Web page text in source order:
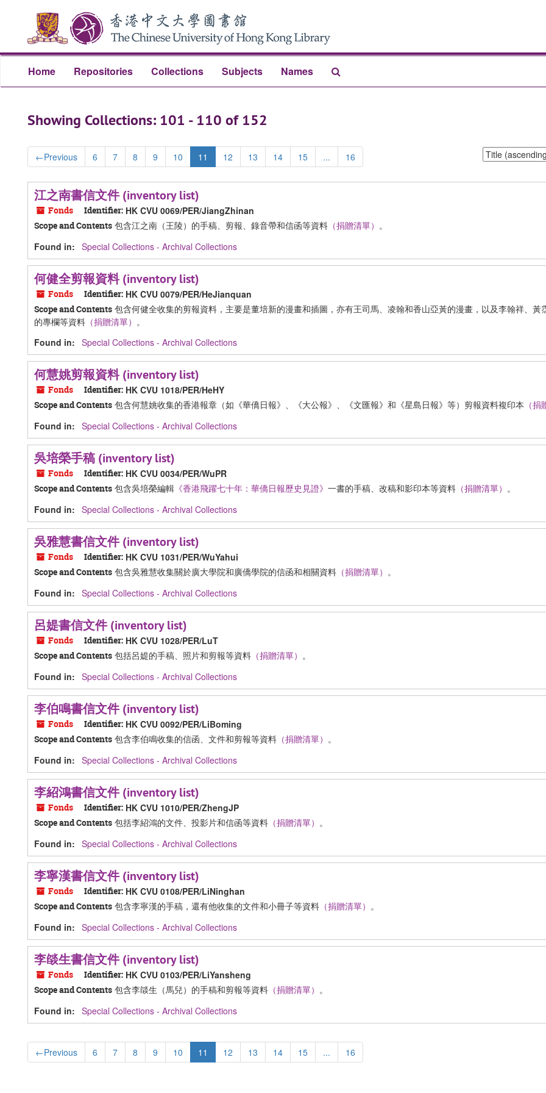
content
Home Repositories Collections Subjects Names
Showing Collections: 101 - 110 of 152
←Previous 6 7 8 9 10 11 12 13 14 15 ... 16
Sort
by:
江之南書信文件 (inventory list)
Fonds Identifier: HK CVU 0069/PER/JiangZhinan
Scope and Contents 包含江之南（王陵）的手稿、剪報、錄音帶和信函等資料 （捐贈清單） 。
Found in: Special Collections - Archival Collections
何健全剪報資料 (inventory list)
Fonds Identifier: HK CVU 0079/PER/HeJianquan
Scope and Contents 包含何健全收集的剪報資料，主要是董培新的漫畫和插圖，亦有王司馬、凌翰和香山亞黃的漫畫，以及李翰祥、黃
的專欄等資料 （捐贈清單） 。
Found in: Special Collections - Archival Collections
何慧姚剪報資料 (inventory list)
Fonds Identifier: HK CVU 1018/PER/HeHY
Scope and Contents 包含何慧姚收集的香港報章（如《華僑日報》、《大公報》、《文匯報》和《星島日報》等）剪報資料複印本 （捐
Found in: Special Collections - Archival Collections
吳培榮手稿 (inventory list)
Fonds Identifier: HK CVU 0034/PER/WuPR
Scope and Contents 包含吳培榮編輯 《香港飛躍七十年：華僑日報歷史見證》 一書的手稿、改稿和影印本等資料 （捐贈清單） 。
Found in: Special Collections - Archival Collections
吳雅慧書信文件 (inventory list)
Fonds Identifier: HK CVU 1031/PER/WuYahui
Scope and Contents 包含吳雅慧收集關於廣大學院和廣僑學院的信函和相關資料 （捐贈清單） 。
Found in: Special Collections - Archival Collections
呂媞書信文件 (inventory list)
Fonds Identifier: HK CVU 1028/PER/LuT
Scope and Contents 包括呂媞的手稿、照片和剪報等資料 （捐贈清單） 。
Found in: Special Collections - Archival Collections
李伯鳴書信文件 (inventory list)
Fonds Identifier: HK CVU 0092/PER/LiBoming
Scope and Contents 包含李伯鳴收集的信函、文件和剪報等資料 （捐贈清單） 。
Found in: Special Collections - Archival Collections
李紹鴻書信文件 (inventory list)
Fonds Identifier: HK CVU 1010/PER/ZhengJP
Scope and Contents 包括李紹鴻的文件、投影片和信函等資料 （捐贈清單） 。
Found in: Special Collections - Archival Collections
李寧漢書信文件 (inventory list)
Fonds Identifier: HK CVU 0108/PER/LiNinghan
Scope and Contents 包含李寧漢的手稿，還有他收集的文件和小冊子等資料 （捐贈清單） 。
Found in: Special Collections - Archival Collections
李燄生書信文件 (inventory list)
Fonds Identifier: HK CVU 0103/PER/LiYansheng
Scope and Contents 包含李燄生（馬兒）的手稿和剪報等資料 （捐贈清單） 。
Found in: Special Collections - Archival Collections
←Previous 6 7 8 9 10 11 12 13 14 15 ... 16